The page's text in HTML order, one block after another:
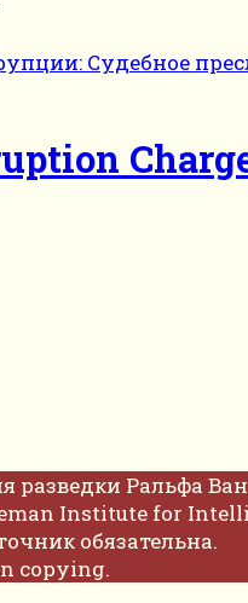
разведки Ральфа
Institute for
обязательна.
copying.